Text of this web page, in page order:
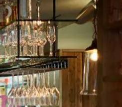
Details
www.posthalterei.com
Alter Schlachthof
Am Alten Schlachthof 9,
Tel.: Tel.: 0941-4637770